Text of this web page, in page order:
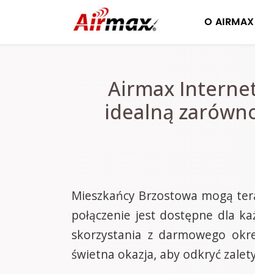
O AIRMAX
Airmax
idealną
Mieszkańcy Brzostowa mogą
połączenie jest dostępne dla
skorzystania z darmowego
świetna okazja, aby odkryć